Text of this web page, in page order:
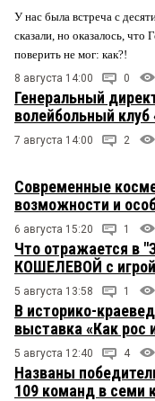
У нас была встреча с
сказали, но оказалось, что
поверить не мог: как?!
8 августа 14:00 0
Генеральный
волейбольный
7 августа 14:00 2
Современные
возможности и
6 августа 15:20 1
Что отражается в
КОШЕЛЕВОЙ с
5 августа 13:58 1
В историко-
выставка «Как рос
5 августа 12:40 4
Названы
109 команд в семи